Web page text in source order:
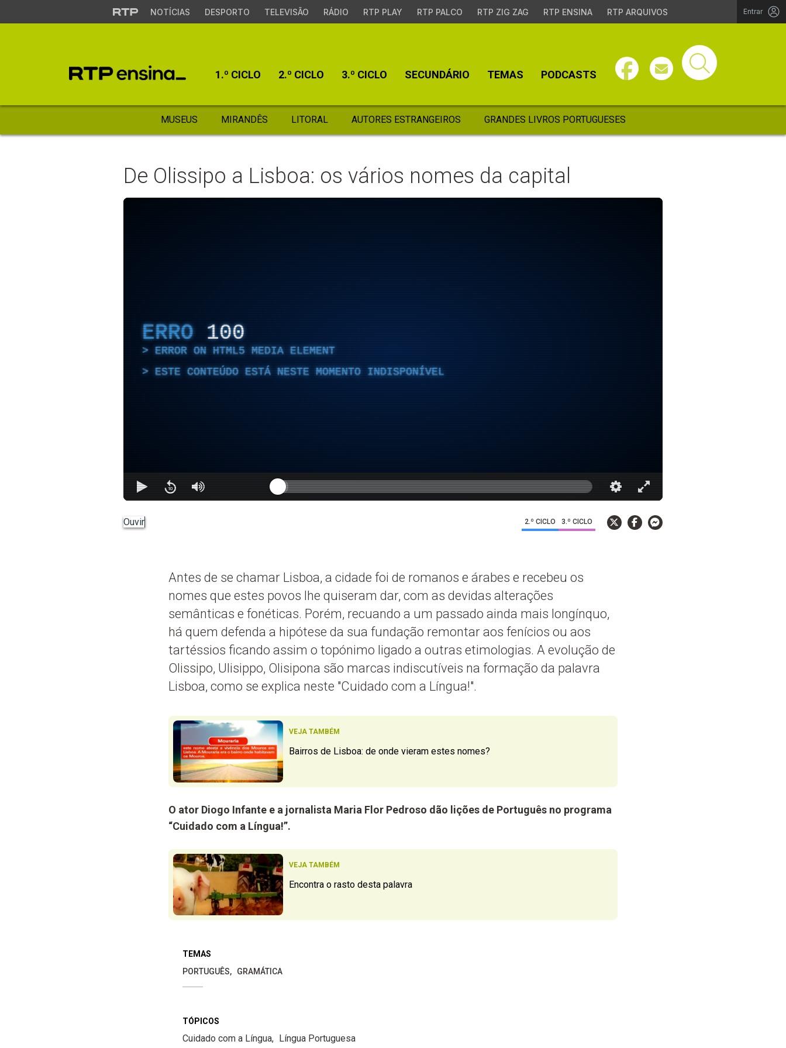
NOTÍCIAS DESPORTO TELEVISÃO RÁDIO RTP PLAY RTP PALCO RTP ZIG ZAG RTP ENSINA RTP ARQUIVOS Entrar
1.º CICLO 2.º CICLO 3.º CICLO SECUNDÁRIO TEMAS PODCASTS
MUSEUS MIRANDÊS LITORAL AUTORES ESTRANGEIROS GRANDES LIVROS PORTUGUESES
De Olissipo a Lisboa: os vários nomes da capital
ERRO 100
ERROR ON HTML5 MEDIA ELEMENT
ESTE CONTEÚDO ESTÁ NESTE MOMENTO INDISPONÍVEL
Ouvir 2.º CICLO 3.º CICLO
Antes de se chamar Lisboa, a cidade foi de romanos e árabes e recebeu os
nomes que estes povos lhe quiseram dar, com as devidas alterações
semânticas e fonéticas. Porém, recuando a um passado ainda mais longínquo,
há quem defenda a hipótese da sua fundação remontar aos fenícios ou aos
tartéssios ficando assim o topónimo ligado a outras etimologias. A evolução de
Olissipo, Ulisippo, Olisipona são marcas indiscutíveis na formação da palavra
Lisboa, como se explica neste "Cuidado com a Língua!".
VEJA TAMBÉM
Bairros de Lisboa: de onde vieram estes nomes?
O ator Diogo Infante e a jornalista Maria Flor Pedroso dão lições de Português no programa
“Cuidado com a Língua!”.
VEJA TAMBÉM
Encontra o rasto desta palavra
TEMAS
PORTUGUÊS
GRAMÁTICA
TÓPICOS
Cuidado com a Língua Língua Portuguesa